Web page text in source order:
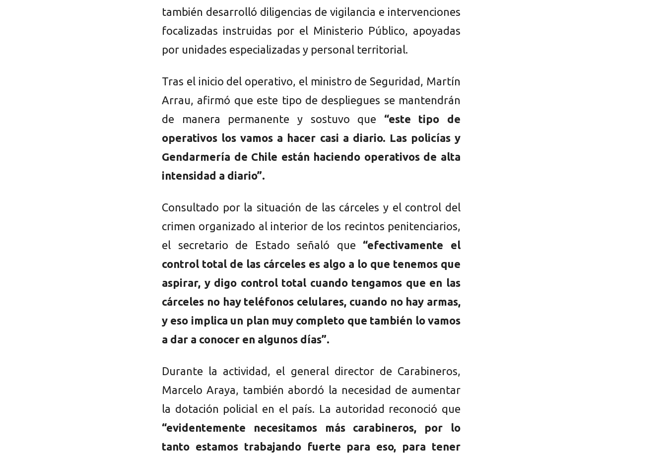
también desarrolló diligencias de vigilancia e intervenciones
focalizadas instruidas por el Ministerio Público, apoyadas
por unidades especializadas y personal territorial.
Tras el inicio del operativo, el ministro de Seguridad, Martín
Arrau, afirmó que este tipo de despliegues se mantendrán
de manera permanente y sostuvo que “este tipo de
operativos los vamos a hacer casi a diario. Las policías y
Gendarmería de Chile están haciendo operativos de alta
intensidad a diario”.
Consultado por la situación de las cárceles y el control del
crimen organizado al interior de los recintos penitenciarios,
el secretario de Estado señaló que “efectivamente el
control total de las cárceles es algo a lo que tenemos que
aspirar, y digo control total cuando tengamos que en las
cárceles no hay teléfonos celulares, cuando no hay armas,
y eso implica un plan muy completo que también lo vamos
a dar a conocer en algunos días”.
Durante la actividad, el general director de Carabineros,
Marcelo Araya, también abordó la necesidad de aumentar
la dotación policial en el país. La autoridad reconoció que
“evidentemente necesitamos más carabineros, por lo
tanto estamos trabajando fuerte para eso, para tener